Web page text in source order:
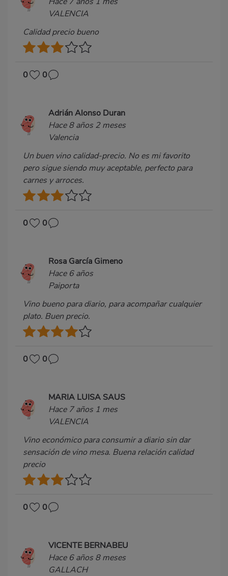
VALENCIA
Calidad precio bueno
0 0
Adrián Alonso Duran
Hace 8 años 2 meses
Valencia
Un buen vino calidad-precio. No es mi favorito
pero sigue siendo muy aceptable, perfecto para
carnes y arroces.
0 0
Rosa García Gimeno
Hace 6 años
Paiporta
Vino bueno para diario, para acompañar cualquier
plato. Buen precio.
0 0
MARIA LUISA SAUS
Hace 7 años 1 mes
VALENCIA
Vino económico para consumir a diario sin dar
sensación de vino mesa. Buena relación calidad
precio
0 0
VICENTE BERNABEU
Hace 6 años 8 meses
GALLACH